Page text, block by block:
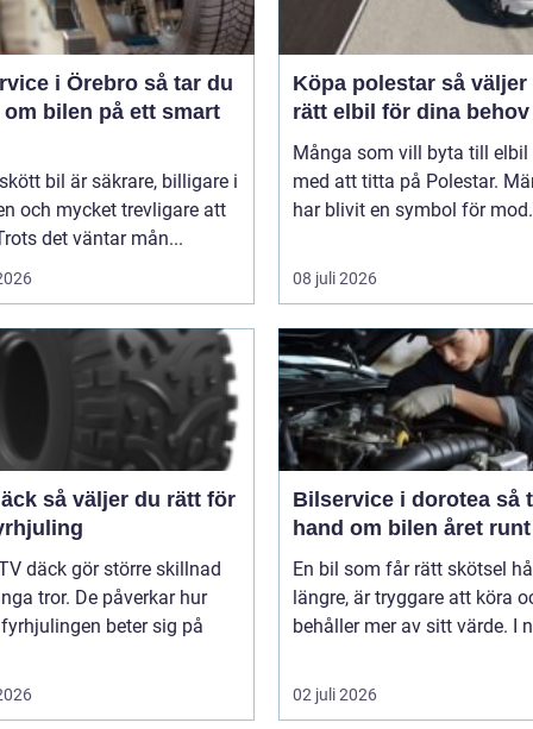
i Örebro så tar du
om bilen på ett smart
bil är säkrare, billigare i
och mycket trevligare att
det väntar mån...
Köpa polestar så väljer du
rätt elbil för dina behov
Många som vill byta till elbil
med att titta på Polestar.
har blivit en symbol för
08 juli 2026
du rätt för
däck gör större skillnad
tror. De påverkar hur
beter sig på
Bilservice i dorotea så tar du
hand om bilen året runt
En bil som får rätt skötsel
längre, är tryggare att köra
behåller mer av sitt värde. I
02 juli 2026